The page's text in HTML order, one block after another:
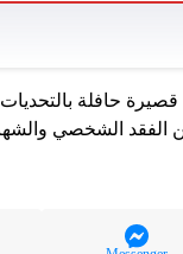
حافلة بالتحديات
الشخصي